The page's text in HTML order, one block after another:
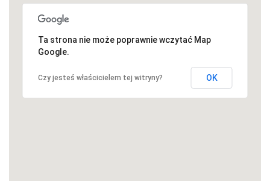
Ta strona nie może poprawnie wczytać Map
Google.
Czy jesteś właścicielem tej witryny? OK